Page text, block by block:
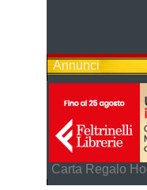
Annunci
Carta Regalo